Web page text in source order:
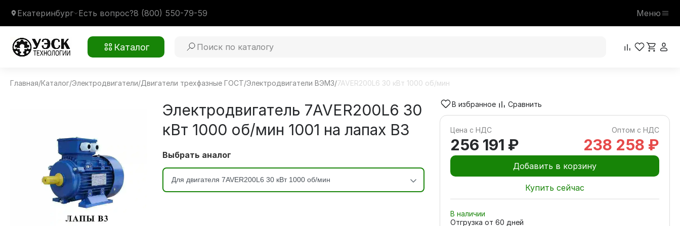
Екатеринбург Есть вопрос?8 (800) 550-79-59 Меню
Каталог
7AVER200L6 30 кВт 1000 об/мин
Главная/Каталог/Электродвигатели/Двигатели трехфазные ГОСТ/Электродвигатели ВЭМЗ/7AVER200L6 30 кВт 1000 об/мин
Электродвигатель 7AVER200L6 30
кВт 1000 об/мин 1001 на лапах В3
Выбрать аналог
В избранное Сравнить
Цена с НДС Оптом с НДС
256 191 ₽ 238 258 ₽
Добавить в корзину
Купить сейчас
В наличии
Отгрузка от 60 дней